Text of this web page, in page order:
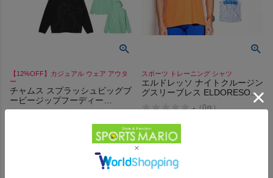
【12%OFF】カジュアル ウェア アウタ
ー
チャムス スプラッシュビッグブ
ービージップフーディー
CHUMS Splash Big Booby Zip
スポーツ トレーニング シャツ
エルドレッソ ナイトクルージン
グスリーブレス ELDORESO
-（0件）
販売価格 ¥
在庫を見る